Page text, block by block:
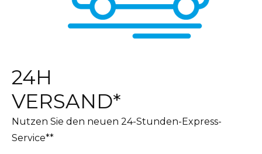
24H
VERSAND*
Nutzen Sie den neuen 24-Stunden-Express-
Service**